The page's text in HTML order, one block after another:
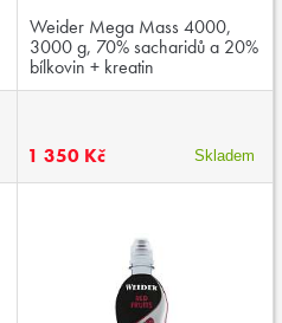
Weider Mega Mass 4000,
3000 g, 70% sacharidů a 20%
bílkovin + kreatin
1 350 Kč Skladem